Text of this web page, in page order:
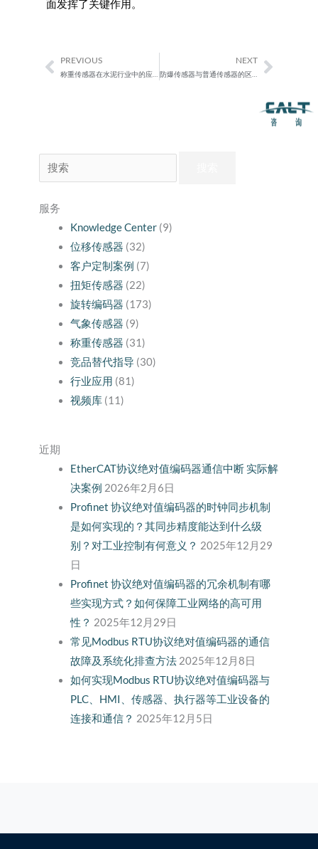
面发挥了关键作用。
Prev
PREVIOUS
称重传感器在水泥行业中的应用
NEXT
防爆传感器与普通传感器的区别 Next
索：
服务
Knowledge Center(9)
位移传感器 (32)
客户定制案例 (7)
扭矩传感器 (22)
旋转编码器 (173)
气象传感器 (9)
称重传感器 (31)
竞品替代指导 (30)
行业应用 (81)
视频库(11)
近期
EtherCAT协议绝对值编码器通信中断 实际解
决案例 2026年2月6日
Profinet 协议绝对值编码器的时钟同步机制
是如何实现的？其同步精度能达到什么级
别？对工业控制有何意义？ 2025年12月29
日
Profinet 协议绝对值编码器的冗余机制有哪
些实现方式？如何保障工业网络的高可用
性？ 2025年12月29日
常见Modbus RTU协议绝对值编码器的通信
故障及系统化排查方法 2025年12月8日
如何实现Modbus RTU协议绝对值编码器与
PLC、HMI、传感器、执行器等工业设备的
连接和通信？ 2025年12月5日